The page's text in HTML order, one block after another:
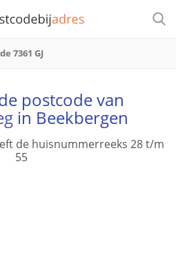
7361 GJ
postcode van
in Beekbergen
de huisnummerreeks 28 t/m
55